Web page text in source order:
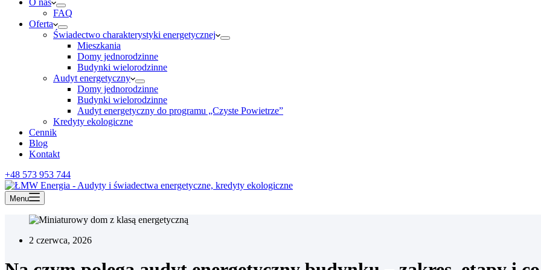
O nas
FAQ
Oferta
Świadectwo charakterystyki energetycznej
Mieszkania
Domy jednorodzinne
Budynki wielorodzinne
Audyt energetyczny
Domy jednorodzinne
Budynki wielorodzinne
Audyt energetyczny do programu „Czyste Powietrze”
Kredyty ekologiczne
Cennik
Blog
Kontakt
+48 573 953 744
Menu
2 czerwca, 2026